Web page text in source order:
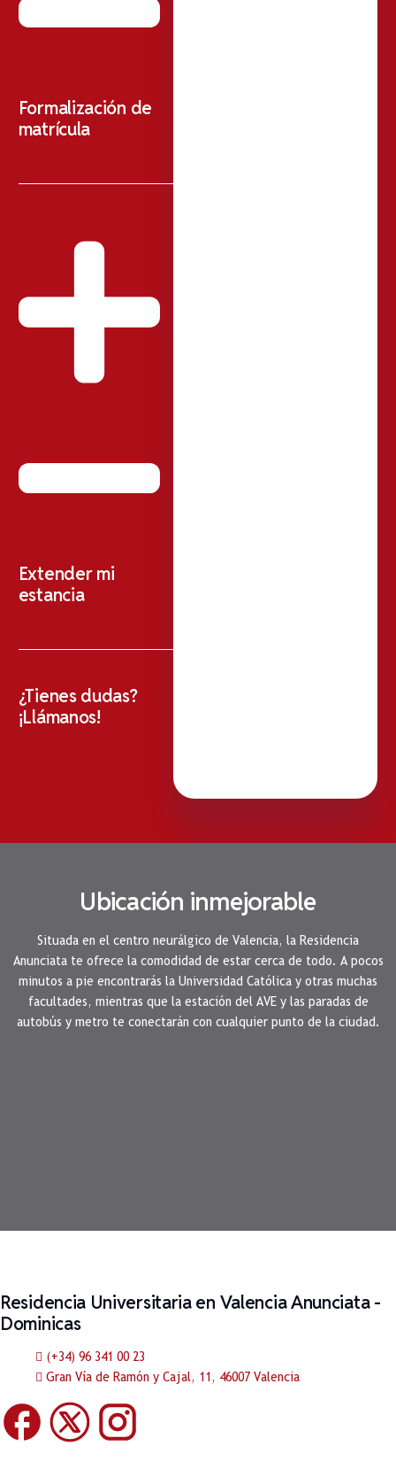
Formalización de
matrícula
Extender mi
estancia
¿Tienes dudas?
¡Llámanos!
Ubicación inmejorable
Situada en el centro neurálgico de Valencia, la Residencia
Anunciata te ofrece la comodidad de estar cerca de todo. A pocos
minutos a pie encontrarás la Universidad Católica y otras muchas
facultades, mientras que la estación del AVE y las paradas de
autobús y metro te conectarán con cualquier punto de la ciudad.
Residencia Universitaria en Valencia Anunciata -
Dominicas
(+34) 96 341 00 23
Gran Vía de Ramón y Cajal, 11, 46007 Valencia